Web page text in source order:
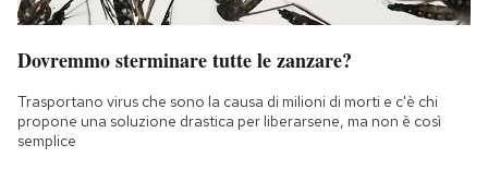
Dovremmo sterminare tutte le zanzare?
Trasportano virus che sono la causa di milioni di morti e c'è chi
propone una soluzione drastica per liberarsene, ma non è così
semplice